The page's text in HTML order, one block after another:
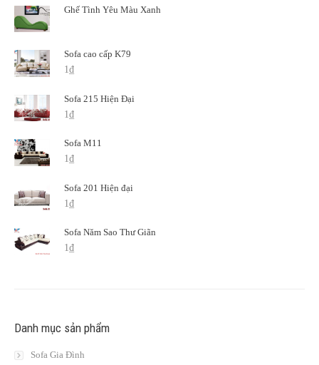
Ghế Tình Yêu Màu Xanh
Sofa cao cấp K79
1₫
Sofa 215 Hiện Đại
1₫
Sofa M11
1₫
Sofa 201 Hiện đại
1₫
Sofa Năm Sao Thư Giãn
1₫
Danh mục sản phẩm
Sofa Gia Đình